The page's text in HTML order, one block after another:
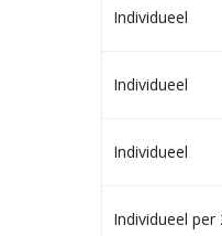
Individueel
Individueel
Individueel
Individueel per